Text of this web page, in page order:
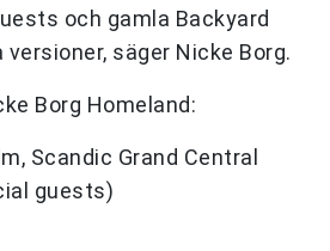
och gamla Backyard
säger Nicke Borg.
Borg Homeland:
Scandic Grand Central
guests)